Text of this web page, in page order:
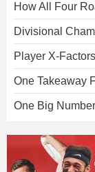
How All Four
Divisional
Player X-
One Takeaway
One Big